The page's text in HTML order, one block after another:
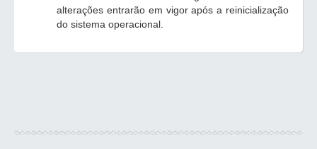
alterações entrarão em vigor após a reinicialização
do sistema operacional.